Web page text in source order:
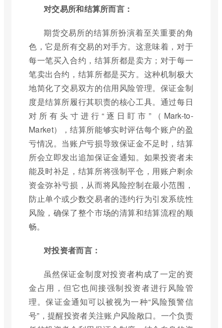
对交易所和结算所而言：
期货交易所的结算所扮演着至关重要的角
色，它是所有交易的对手方。这意味着，对于
每一笔买入合约，结算所都是卖方；对于每一
笔卖出合约，结算所都是买方。这种机制极大
地简化了交易双方的信用风险管理。保证金制
度是结算所履行其职责的核心工具。通过每日
对所有头寸进行“逐日盯市”（Mark-to-
Market），结算所能够实时评估每个账户的盈
亏情况。当账户亏损导致保证金不足时，结算
所会立即发出追加保证金通知。如果投资者未
能及时补足，结算所将强制平仓，用账户剩余
资金弥补亏损，从而将风险控制在最小范围，
防止单个或少数交易者的违约行为引发系统性
风险，确保了整个市场的清算和结算流程的顺
畅。
对投资者而言：
虽然保证金制度对投资者构成了一定的资
金占用，但它也间接强制投资者进行风险管
理。保证金通知可以被视为一种“风险预警信
号”，提醒投资者关注账户风险敞口。一个负责